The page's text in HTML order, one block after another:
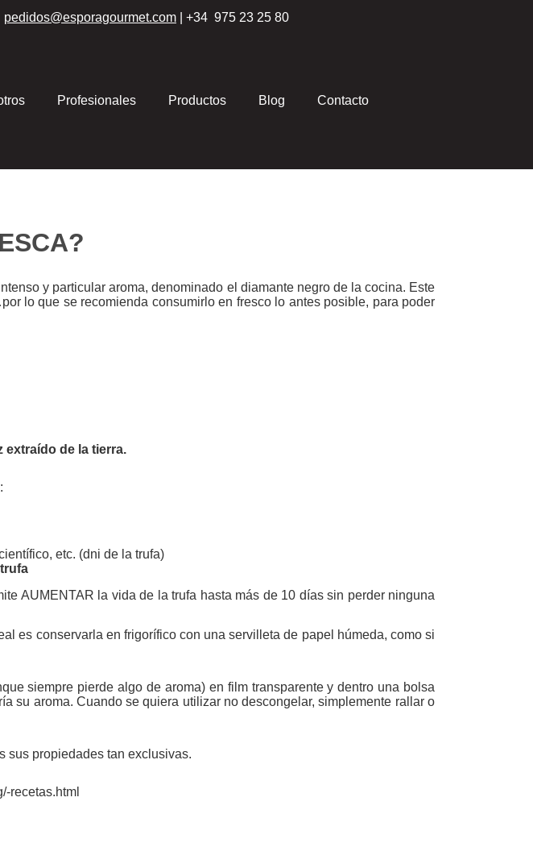
pedidos@esporagourmet.com | +34 975 23 25 80
Profesionales Productos Blog Contacto
y particular aroma, denominado el diamante negro de la cocina. Este
lo que se recomienda consumirlo en fresco lo antes posible, para poder
extraído de la tierra.
etc. (dni de la trufa)
AUMENTAR la vida de la trufa hasta más de 10 días sin perder ninguna
es conservarla en frigorífico con una servilleta de papel húmeda, como si
siempre pierde algo de aroma) en film transparente y dentro una bolsa
su aroma. Cuando se quiera utilizar no descongelar, simplemente rallar o
sus propiedades tan exclusivas.
recetas.html